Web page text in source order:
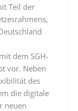
Teil der
dem SGH-
vor. Neben
des
die digitale
neuen